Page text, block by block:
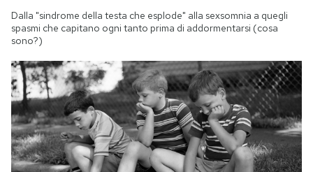
Dalla "sindrome della testa che esplode" alla sexsomnia a quegli
spasmi che capitano ogni tanto prima di addormentarsi (cosa
sono?)